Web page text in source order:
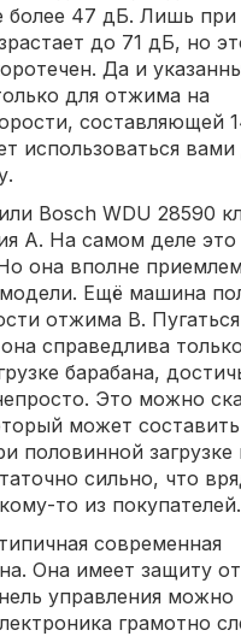
более 47 дБ. Лишь
до 71 дБ, но
Да и
для отжима на
составляющей
использоваться вами
Bosch WDU 28590
A. На самом деле это
она вполне
Ещё машина
отжима B.
справедлива
барабана,
Это можно
может составить
половинной загрузке
сильно, что
то из покупателей.
современная
Она имеет защиту от
управления можно
грамотно